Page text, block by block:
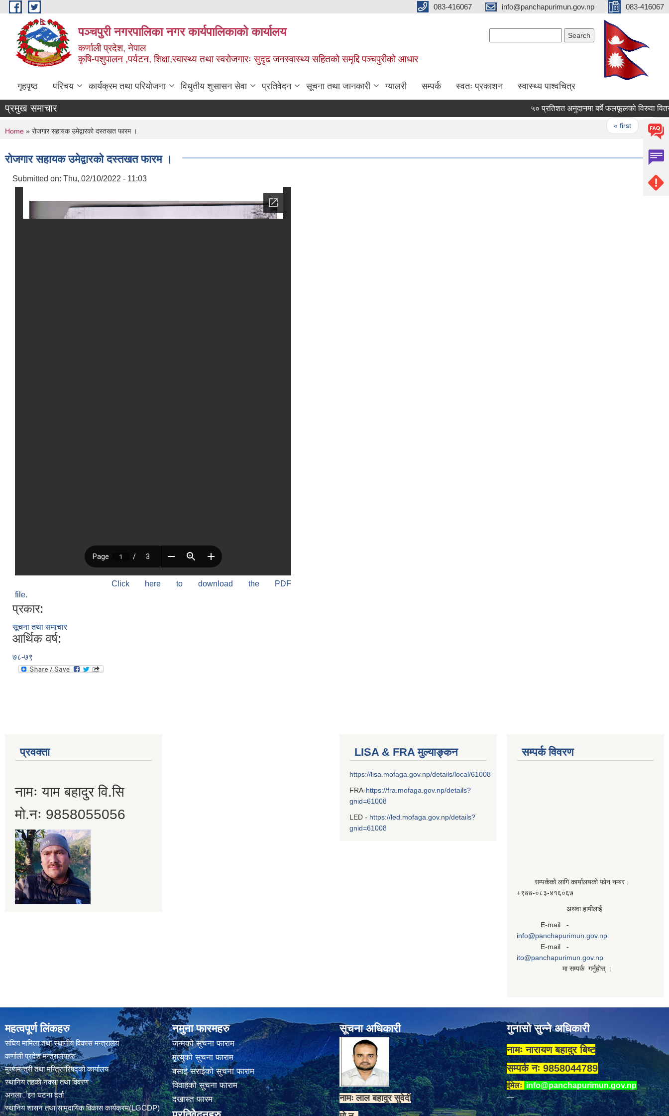
Skip to main content 083-416067 info@panchapurimun.gov.np 083-416067
पञ्चपुरी नगरपालिका नगर कार्यपालिकाको कार्यालय
कर्णाली प्रदेश, नेपाल
कृषि-पशुपालन ,पर्यटन, शिक्षा,स्वास्थ्य तथा स्वरोजगारः सुदृढ जनस्वास्थ्य सहितको समृद्दि पञ्चपुरीको आधार
गृहपृष्ठ परिचय कार्यक्रम तथा परियोजना विधुतीय शुसासन सेवा प्रतिवेदन सूचना तथा जानकारी ग्यालरी सम्पर्क स्वतः प्रकाशन स्वास्थ्य पाश्वचित्र
प्रमुख समाचार ५० प्रतिशत अनुदानमा बर्षे फलफूलको विरुवा वितरण
« first ‹
You are here
Home » रोजगार सहायक उमेद्वारकाे दस्तखत फारम ।
रोजगार सहायक उमेद्वारकाे दस्तखत फारम ।
Submitted on: Thu, 02/10/2022 - 11:03
Click here to download the PDF
file.
प्रकार:
सूचना तथा समाचार
आर्थिक वर्ष:
७८-७९
प्रवक्ता
नामः याम बहादुर वि.सि
मो.नः 9858055056
LISA & FRA मुल्याङ्कन
https://lisa.mofaga.gov.np/details/local/61008
FRA-https://fra.mofaga.gov.np/details?
gnid=61008
LED - https://led.mofaga.gov.np/details?
gnid=61008
सम्पर्क विवरण
सम्पर्कको लागि कार्यालयको फोन नम्बर :
+९७७-०८३‍-४१६०६७
अथवा हामीलाई
E-mail -
info@panchapurimun.gov.np
E-mail -
ito@panchapurimun.gov.np
मा सम्पर्क गर्नुहोस् ।
महत्वपूर्ण लिंकहरु
संघिय मामिला तथा स्थानीय विकास मन्त्रालय
कर्णाली प्रदेश मन्त्रालयहरु
मुख्यमन्त्री तथा मन्त्रिपरिषद्को कार्यालय
स्थानिय तहकाे नक्सा तथा विवरण
अनलार्इन घटना दर्ता
स्थानिय शासन तथा सामुदायिक विकास कार्यक्रम(LGCDP)
नमुना फारमहरु
जन्मको सुचना फाराम
मृत्युको सुचना फाराम
बसाई सराईको सुचना फाराम
विवाहको सुचना फाराम
दखास्त फारम
सूचना अधिकारी
नामः लाल बहादुर सुवेदी
गुनासो सुन्ने अधिकारी
नामः नारायण बहादुर बिष्ट
सम्पर्क नः 9858044789
ईमेलः info@panchapurimun.gov.np